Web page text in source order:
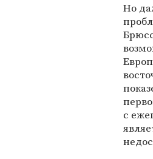
Но
с